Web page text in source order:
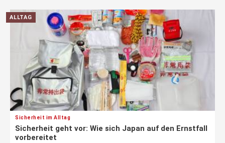
ALLTAG
Sicherheit im Alltag
Sicherheit geht vor: Wie sich Japan auf den Ernstfall
vorbereitet